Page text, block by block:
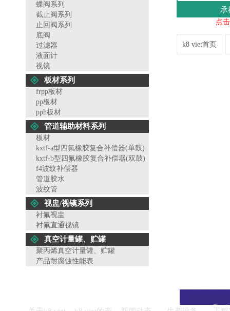
蝶阀系列
截止阀系列
止回阀系列
底阀
过滤器
液面计
视镜
板材系列
frpp板材
pp板材
pph板材
管道辅助材料系列
板材
kxtf-a型四氟橡胶复合补偿器(单鼓)
kxtf-b型四氟橡胶复合补偿器(双鼓)
f4波纹补偿器
管道胶水
波纹管
视盅/视镜系列
衬氟视盅
衬氟直通视镜
真空计量罐、贮罐
聚丙烯真空计量罐、贮罐
产品耐腐蚀性能表
承
点
k8 viet首页